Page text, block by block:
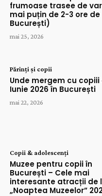
frumoase trasee de
mai puțin de 2-3 ore de
București)
mai 25, 2026
Părinți și copii
Unde mergem cu copiii
Iunie 2026 în București
mai 22, 2026
Copii & adolescenți
Muzee pentru copii în
București – Cele mai
interesante atracții de
„Noaptea Muzeelor”